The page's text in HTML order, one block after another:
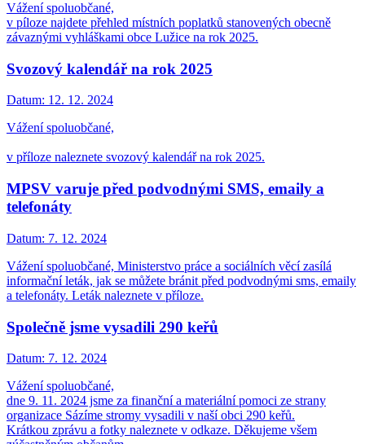
Vážení spoluobčané,
v píloze najdete přehled místních poplatků stanovených obecně
závaznými vyhláškami obce Lužice na rok 2025.
Svozový kalendář na rok 2025
Datum: 12. 12. 2024
Vážení spoluobčané,
v příloze naleznete svozový kalendář na rok 2025.
MPSV varuje před podvodnými SMS, emaily a
telefonáty
Datum: 7. 12. 2024
Vážení spoluobčané, Ministerstvo práce a sociálních věcí zasílá
informační leták, jak se můžete bránit před podvodnými sms, emaily
a telefonáty. Leták naleznete v příloze.
Společně jsme vysadili 290 keřů
Datum: 7. 12. 2024
Vážení spoluobčané,
dne 9. 11. 2024 jsme za finanční a materiální pomoci ze strany
organizace Sázíme stromy vysadili v naší obci 290 keřů.
Krátkou zprávu a fotky naleznete v odkaze. Děkujeme všem